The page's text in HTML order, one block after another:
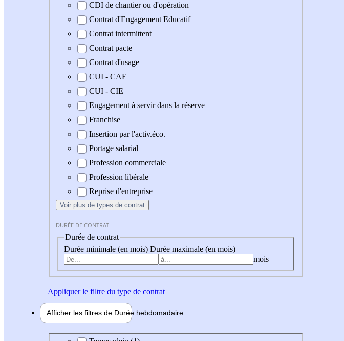
CDI de chantier ou d'opération
Contrat d'Engagement Educatif
Contrat intermittent
Contrat pacte
Contrat d'usage
CUI - CAE
CUI - CIE
Engagement à servir dans la réserve
Franchise
Insertion par l'activ.éco.
Portage salarial
Profession commerciale
Profession libérale
Reprise d'entreprise
Voir plus de types de contrat
DURÉE DE CONTRAT
Durée de contrat
Durée minimale (en mois) Durée maximale (en mois)
mois
Appliquerle filtre du type de contrat
Afficher les filtres de Durée hebdomadaire